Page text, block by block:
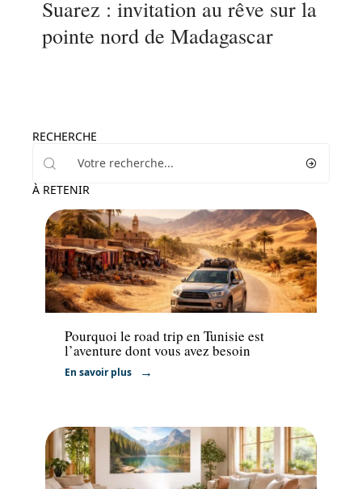
Suarez : invitation au rêve sur la
pointe nord de Madagascar
RECHERCHE
À RETENIR
Voyage
Pourquoi le road trip en Tunisie est
l’aventure dont vous avez besoin
En savoir plus